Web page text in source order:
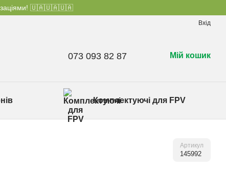
🇺🇦🇺🇦🇺🇦
Вхід
073 093 82 87 Мій кошик
Комплектуючі для FPV
Артикул
145992